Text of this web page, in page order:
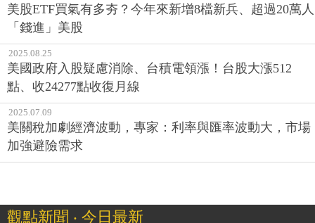
美股ETF買氣有多夯？今年來新增8檔新兵、超過20萬人
「錢進」美股
2025.08.25
美國政府入股疑慮消除、台積電領漲！台股大漲512
點、收24277點收復月線
2025.07.09
美關稅加劇經濟波動，專家：利率與匯率波動大，市場
加強避險需求
觀點新聞 ‧ 今日最新